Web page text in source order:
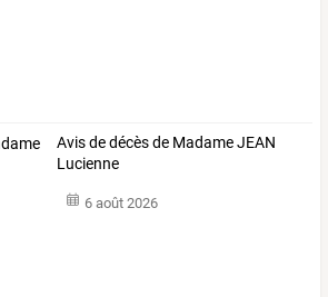
Avis de décès de Madame JEAN
Lucienne
6 août 2026